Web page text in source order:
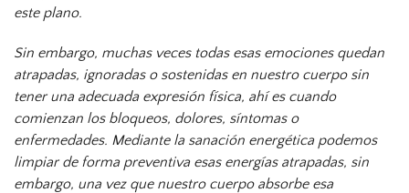
este plano.
Sin embargo, muchas veces todas esas emociones quedan
atrapadas, ignoradas o sostenidas en nuestro cuerpo sin
tener una adecuada expresión física, ahí es cuando
comienzan los bloqueos, dolores, síntomas o
enfermedades. Mediante la sanación energética podemos
limpiar de forma preventiva esas energías atrapadas, sin
embargo, una vez que nuestro cuerpo absorbe esa